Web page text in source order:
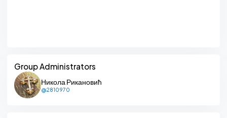
Group Administrators
Никола Рикановић
@2810970